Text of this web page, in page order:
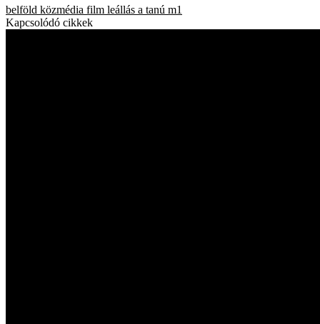
belföld közmédia film leállás a tanú m1
Kapcsolódó cikkek